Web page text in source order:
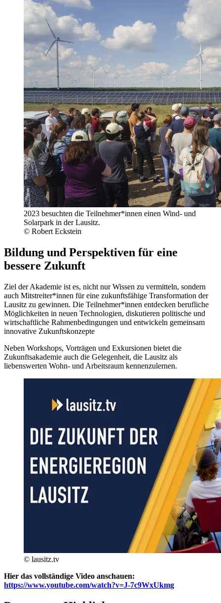
2023 besuchten die Teilnehmer*innen einen Wind- und
Solarpark in der Lausitz.
© Robert Eckstein
Bildung und Perspektiven für eine
bessere Zukunft
Ziel der Akademie ist es, nicht nur Wissen zu vermitteln, sondern
auch Mitstreiter*innen für eine zukunftsfähige Transformation der
Lausitz zu gewinnen. Die Teilnehmer*innen entdecken berufliche
Möglichkeiten in neuen Technologien, diskutieren politische und
wirtschaftliche Rahmenbedingungen und entwickeln gemeinsam
innovative Zukunftskonzepte
Neben Workshops, Vorträgen und Exkursionen bietet die
Zukunftsakademie auch die Gelegenheit, die Lausitz als
liebenswerten Wohn- und Arbeitsraum kennenzulernen.
© lausitz.tv
Hier das vollständige Video anschauen:
https://www.youtube.com/watch?v=J-7c9WxUkmg